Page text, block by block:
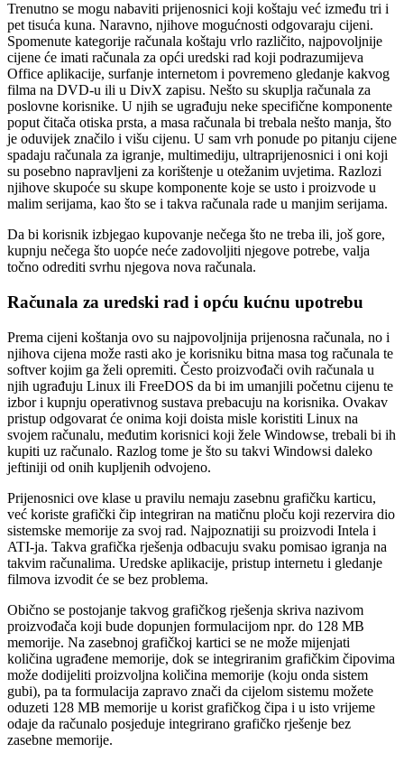
Trenutno se mogu nabaviti prijenosnici koji koštaju već između tri i
pet tisuća kuna. Naravno, njihove mogućnosti odgovaraju cijeni.
Spomenute kategorije računala koštaju vrlo različito, najpovoljnije
cijene će imati računala za opći uredski rad koji podrazumijeva
Office aplikacije, surfanje internetom i povremeno gledanje kakvog
filma na DVD-u ili u DivX zapisu. Nešto su skuplja računala za
poslovne korisnike. U njih se ugrađuju neke specifične komponente
poput čitača otiska prsta, a masa računala bi trebala nešto manja, što
je oduvijek značilo i višu cijenu. U sam vrh ponude po pitanju cijene
spadaju računala za igranje, multimediju, ultraprijenosnici i oni koji
su posebno napravljeni za korištenje u otežanim uvjetima. Razlozi
njihove skupoće su skupe komponente koje se usto i proizvode u
malim serijama, kao što se i takva računala rade u manjim serijama.
Da bi korisnik izbjegao kupovanje nečega što ne treba ili, još gore,
kupnju nečega što uopće neće zadovoljiti njegove potrebe, valja
točno odrediti svrhu njegova nova računala.
Računala za uredski rad i opću kućnu upotrebu
Prema cijeni koštanja ovo su najpovoljnija prijenosna računala, no i
njihova cijena može rasti ako je korisniku bitna masa tog računala te
softver kojim ga želi opremiti. Često proizvođači ovih računala u
njih ugrađuju Linux ili FreeDOS da bi im umanjili početnu cijenu te
izbor i kupnju operativnog sustava prebacuju na korisnika. Ovakav
pristup odgovarat će onima koji doista misle koristiti Linux na
svojem računalu, međutim korisnici koji žele Windowse, trebali bi ih
kupiti uz računalo. Razlog tome je što su takvi Windowsi daleko
jeftiniji od onih kupljenih odvojeno.
Prijenosnici ove klase u pravilu nemaju zasebnu grafičku karticu,
već koriste grafički čip integriran na matičnu ploču koji rezervira dio
sistemske memorije za svoj rad. Najpoznatiji su proizvodi Intela i
ATI-ja. Takva grafička rješenja odbacuju svaku pomisao igranja na
takvim računalima. Uredske aplikacije, pristup internetu i gledanje
filmova izvodit će se bez problema.
Obično se postojanje takvog grafičkog rješenja skriva nazivom
proizvođača koji bude dopunjen formulacijom npr. do 128 MB
memorije. Na zasebnoj grafičkoj kartici se ne može mijenjati
količina ugrađene memorije, dok se integriranim grafičkim čipovima
može dodijeliti proizvoljna količina memorije (koju onda sistem
gubi), pa ta formulacija zapravo znači da cijelom sistemu možete
oduzeti 128 MB memorije u korist grafičkog čipa i u isto vrijeme
odaje da računalo posjeduje integrirano grafičko rješenje bez
zasebne memorije.